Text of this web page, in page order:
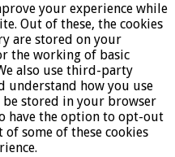
your experience while
Out of these, the cookies
are stored on your
the working of basic
also use third-party
understand how you use
be stored in your browser
have the option to opt-out
some of these cookies